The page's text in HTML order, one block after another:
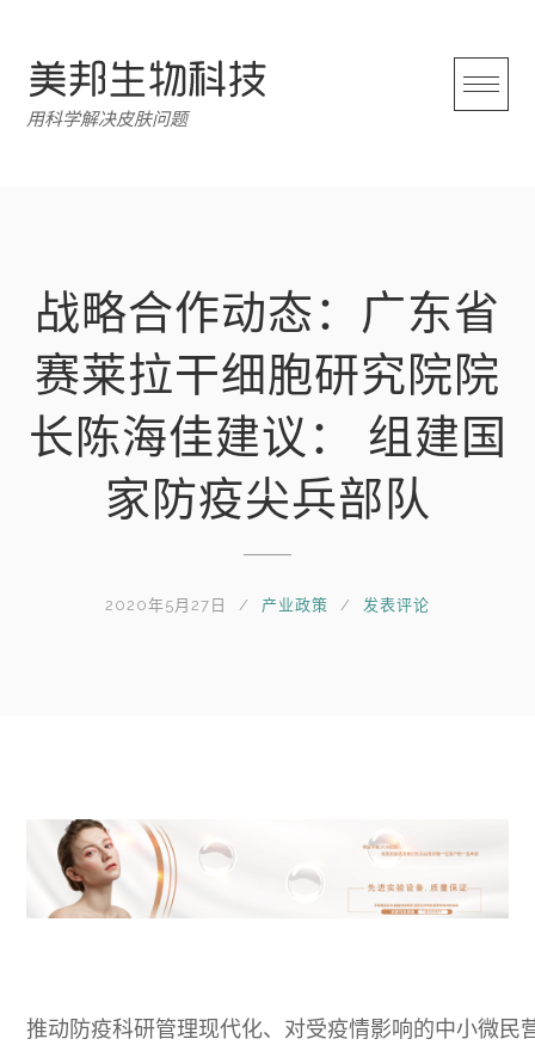
用科学解决皮肤问题
战略合作动态：广东省
赛莱拉干细胞研究院院
长陈海佳建议： 组建国
家防疫尖兵部队
2020年5月27日 产业政策 发表评论
推动防疫科研管理现代化、对受疫情影响的中小微民